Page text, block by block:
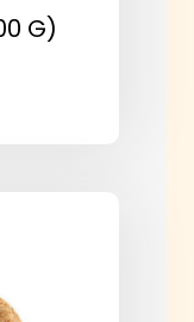
G)